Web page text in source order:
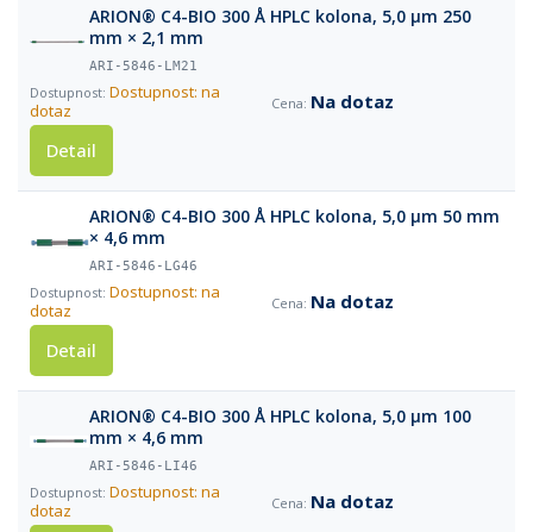
ARION® C4-BIO 300 Å HPLC kolona, 5,0 µm 250
mm × 2,1 mm
ARI-5846-LM21
Dostupnost: na
dotaz
Na dotaz
Detail
ARION® C4-BIO 300 Å HPLC kolona, 5,0 µm 50 mm
× 4,6 mm
ARI-5846-LG46
Dostupnost: na
dotaz
Na dotaz
Detail
ARION® C4-BIO 300 Å HPLC kolona, 5,0 µm 100
mm × 4,6 mm
ARI-5846-LI46
Dostupnost: na
dotaz
Na dotaz